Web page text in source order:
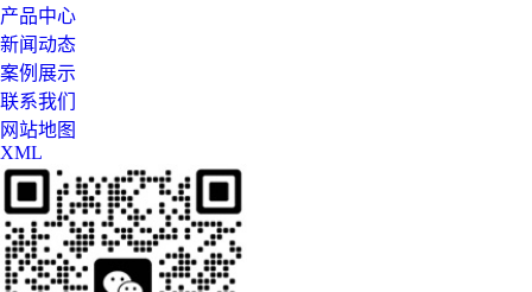
产品中心
新闻动态
案例展示
联系我们
网站地图
XML